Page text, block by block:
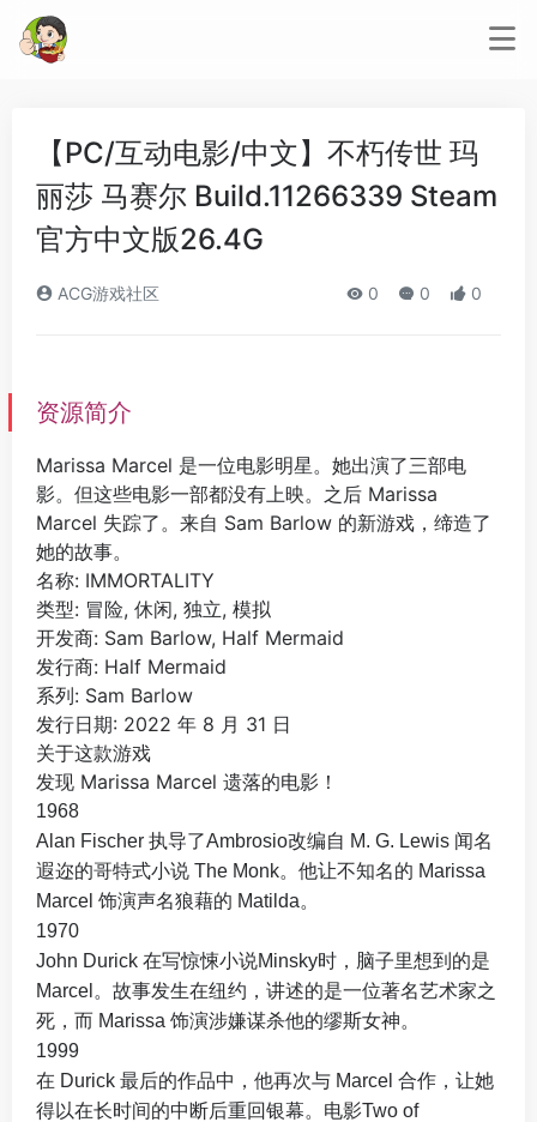
【PC/互动电影/中文】不朽传世 玛
丽莎 马赛尔 Build.11266339 Steam
官方中文版26.4G
ACG游戏社区 0 0 0
资源简介
Marissa Marcel 是一位电影明星。她出演了三部电
影。但这些电影一部都没有上映。之后 Marissa
Marcel 失踪了。来自 Sam Barlow 的新游戏，缔造了
她的故事。
名称: IMMORTALITY
类型: 冒险, 休闲, 独立, 模拟
开发商: Sam Barlow, Half Mermaid
发行商: Half Mermaid
系列: Sam Barlow
发行日期: 2022 年 8 月 31 日
关于这款游戏
发现 Marissa Marcel 遗落的电影！
1968
Alan Fischer 执导了Ambrosio改编自 M. G. Lewis 闻名
遐迩的哥特式小说 The Monk。他让不知名的 Marissa
Marcel 饰演声名狼藉的 Matilda。
1970
John Durick 在写惊悚小说Minsky时，脑子里想到的是
Marcel。故事发生在纽约，讲述的是一位著名艺术家之
死，而 Marissa 饰演涉嫌谋杀他的缪斯女神。
1999
在 Durick 最后的作品中，他再次与 Marcel 合作，让她
得以在长时间的中断后重回银幕。电影Two of